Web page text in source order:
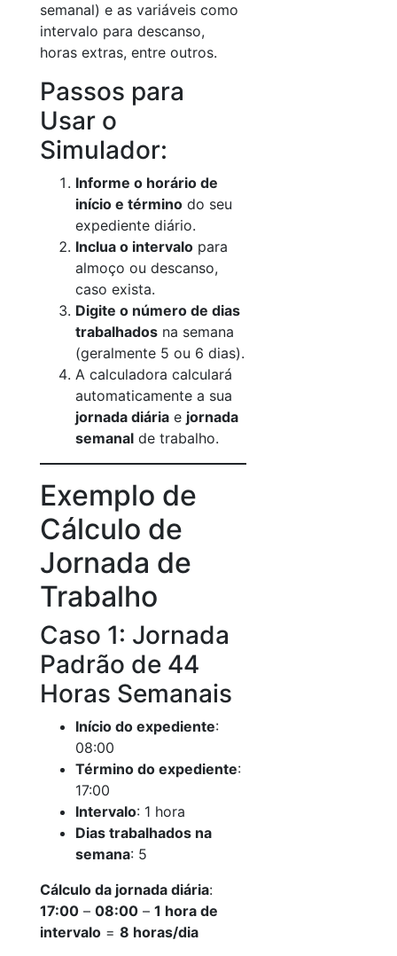
semanal) e as variáveis como
intervalo para descanso,
horas extras, entre outros.
Passos para
Usar o
Simulador:
Informe o horário de
início e término do seu
expediente diário.
Inclua o intervalo para
almoço ou descanso,
caso exista.
Digite o número de dias
trabalhados na semana
(geralmente 5 ou 6 dias).
A calculadora calculará
automaticamente a sua
jornada diária e jornada
semanal de trabalho.
Exemplo de
Cálculo de
Jornada de
Trabalho
Caso 1: Jornada
Padrão de 44
Horas Semanais
Início do expediente:
08:00
Término do expediente:
17:00
Intervalo: 1 hora
Dias trabalhados na
semana: 5
Cálculo da jornada diária:
17:00 – 08:00 – 1 hora de
intervalo = 8 horas/dia